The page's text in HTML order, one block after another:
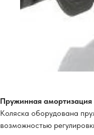
Пружинная амортизация
Коляска оборудована
возможностью